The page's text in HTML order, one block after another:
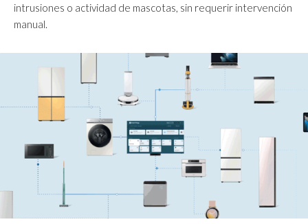
intrusiones o actividad de mascotas, sin requerir intervención
manual.